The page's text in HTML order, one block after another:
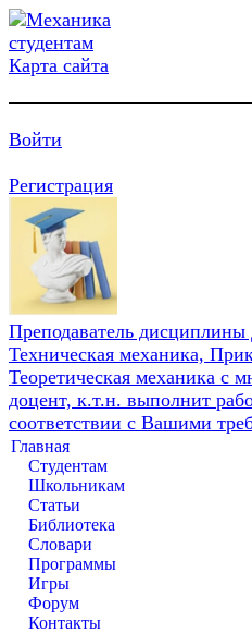
Карта сайта
Войти
Регистрация
Преподаватель
Техническая механика,
Теоретическая механика с
доцент, к.т.н. выполнит
соответствии с Вашими
Главная
Студентам
Школьникам
Статьи
Библиотека
Словари
Программы
Игры
Форум
Контакты